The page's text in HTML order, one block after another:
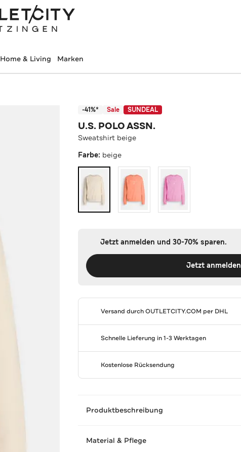
Home & Living Marken
-41%* Sale SUNDEAL
U.S. POLO ASSN.
Sweatshirt beige
Farbe: beige
Jetzt anmelden und 30-70% sparen.
Jetzt anmelden
Versand durchOUTLETCITY.COM per DHL
Schnelle Lieferung in 1-3 Werktagen
Kostenlose Rücksendung
Produktbeschreibung
Material & Pflege